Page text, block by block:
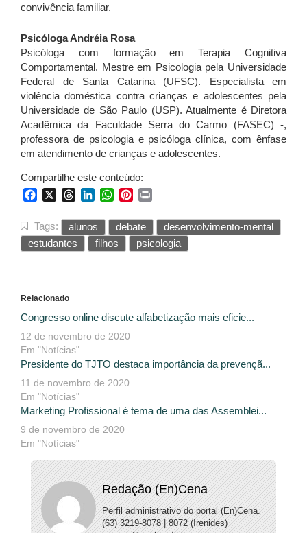
convivência familiar.
Psicóloga Andréia Rosa
Psicóloga com formação em Terapia Cognitiva
Comportamental. Mestre em Psicologia pela Universidade
Federal de Santa Catarina (UFSC). Especialista em
violência doméstica contra crianças e adolescentes pela
Universidade de São Paulo (USP). Atualmente é Diretora
Acadêmica da Faculdade Serra do Carmo (FASEC) -,
professora de psicologia e psicóloga clínica, com ênfase
em atendimento de crianças e adolescentes.
Compartilhe este conteúdo:
FacebookThreadsLinkedInWhatsApp
Pinterest
Tags: alunos debate
desenvolvimento-mental
estudantes
filhos psicologia
Relacionado
Congresso online discute alfabetização mais eficie...
12 de novembro de 2020
Em "Notícias"
Presidente do TJTO destaca importância da prevençã...
11 de novembro de 2020
Em "Notícias"
Marketing Profissional é tema de uma das Assemblei...
9 de novembro de 2020
Em "Notícias"
Redação (En)Cena
Perfil administrativo do portal (En)Cena.
(63) 3219-8078 | 8072 (Irenides)